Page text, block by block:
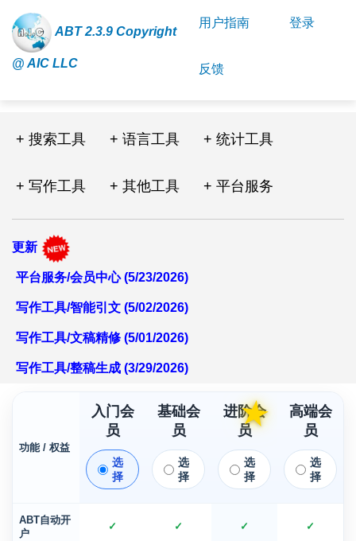
ABT 2.3.9 Copyright
@ AIC LLC
用户指南 登录
反馈
+ 搜索工具 + 语言工具 + 统计工具
+ 写作工具 + 其他工具 + 平台服务
更新
平台服务/会员中心 (5/23/2026)
写作工具/智能引文 (5/02/2026)
写作工具/文稿精修 (5/01/2026)
写作工具/整稿生成 (3/29/2026)
功能 / 权益
入门会
员
选
择
基础会
员
选
择
★
进阶会
员
选
择
高端会
员
选
择
ABT自动开
户
✓ ✓ ✓ ✓